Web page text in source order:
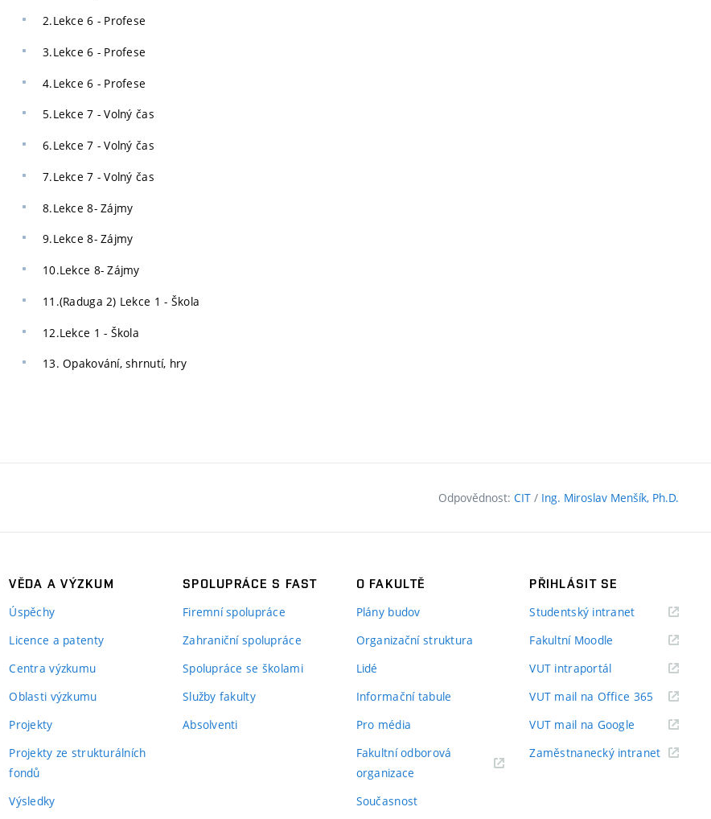
2.Lekce 6 - Profese
3.Lekce 6 - Profese
4.Lekce 6 - Profese
5.Lekce 7 - Volný čas
6.Lekce 7 - Volný čas
7.Lekce 7 - Volný čas
8.Lekce 8- Zájmy
9.Lekce 8- Zájmy
10.Lekce 8- Zájmy
11.(Raduga 2) Lekce 1 - Škola
12.Lekce 1 - Škola
13. Opakování, shrnutí, hry
Odpovědnost: CIT / Ing. Miroslav Menšík, Ph.D.
VĚDA A VÝZKUM
Úspěchy
Licence a patenty
Centra výzkumu
Oblasti výzkumu
Projekty
Projekty ze strukturálních
fondů
Výsledky
SPOLUPRÁCE S FAST
Firemní spolupráce
Zahraniční spolupráce
Spolupráce se školami
Služby fakulty
Absolventi
O FAKULTĚ
Plány budov
Organizační struktura
Lidé
Informační tabule
Pro média
Fakultní odborová
organizace
Současnost
PŘIHLÁSIT SE
Studentský intranet(externí
Fakultní Moodle
VUT intraportál(externí
VUT mail na Office 365 (externí
VUT mail na Google (externí
Zaměstnanecký intranet(externí